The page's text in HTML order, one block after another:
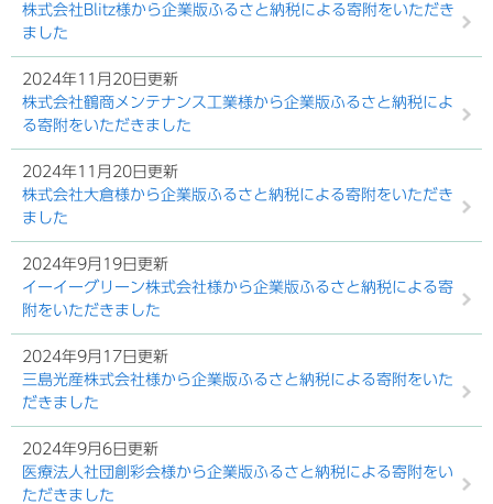
株式会社Blitz様から企業版ふるさと納税による寄附をいただき
ました
2024年11月20日更新
株式会社鶴商メンテナンス工業様から企業版ふるさと納税によ
る寄附をいただきました
2024年11月20日更新
株式会社大倉様から企業版ふるさと納税による寄附をいただき
ました
2024年9月19日更新
イーイーグリーン株式会社様から企業版ふるさと納税による寄
附をいただきました
2024年9月17日更新
三島光産株式会社様から企業版ふるさと納税による寄附をいた
だきました
2024年9月6日更新
医療法人社団創彩会様から企業版ふるさと納税による寄附をい
ただきました